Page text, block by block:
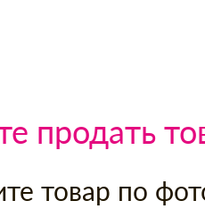
продать
товар по